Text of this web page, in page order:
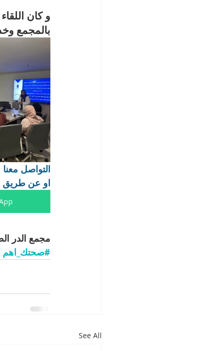
و كان
بالمجمع
التواصل معنا على
او عن طريق
مجمع الدر
#صحتك_اهم
See All